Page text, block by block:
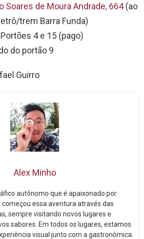
Soares de Moura Andrade, 664(ao
trem Barra Funda)
Portões 4 e 15 (pago)
do portão 9
Guirro
Alex Minho
autônomo que é apaixonado por
essa aventura através das
sempre visitando novos lugares e
sabores. Em todos os lugares, estamos
visual junto com a gastronômica.